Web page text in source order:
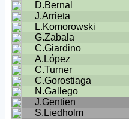
D.Bernal
J.Arrieta
L.Komorowski
G.Zabala
C.Giardino
A.López
C.Turner
C.Gorostiaga
N.Gallego
J.Gentien
S.Liedholm